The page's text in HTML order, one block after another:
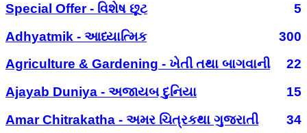
Special Offer - વિશેષ છૂટ
5
Adhyatmik - આધ્યાત્મિક
300
Agriculture & Gardening - ખેતી તથા બાગવાની
22
Ajayab Duniya - અજાયબ દુનિયા
15
Amar Chitrakatha - અમર ચિત્રકથા ગુજરાતી
34